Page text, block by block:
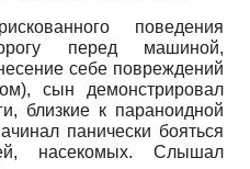
поведения
перед машиной,
себе повреждений
сын демонстрировал
близкие к параноидной
панически бояться
насекомых. Слышал